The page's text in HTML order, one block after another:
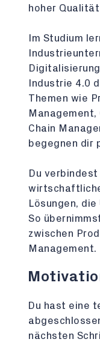
hoher
Im Studium
Industrie 4.0
Themen wie
Chain
begegnen dir
Du
Lösungen,
So
zwischen
Management.
Du hast eine
nächsten